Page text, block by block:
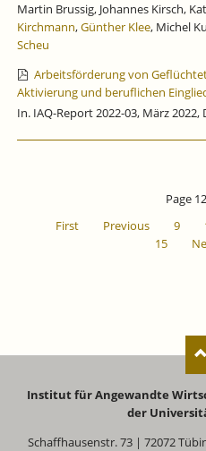
Martin Brussig, Johannes Kirsch,
Kirchmann,Günther Klee, Michel
Scheu
Arbeitsförderung von
Aktivierung und beruflichen
In. IAQ-Report 2022-03, März
Page
First
Previous 9
15
Institut für Angewandte
der
Schaffhausenstr. 73 | 72072